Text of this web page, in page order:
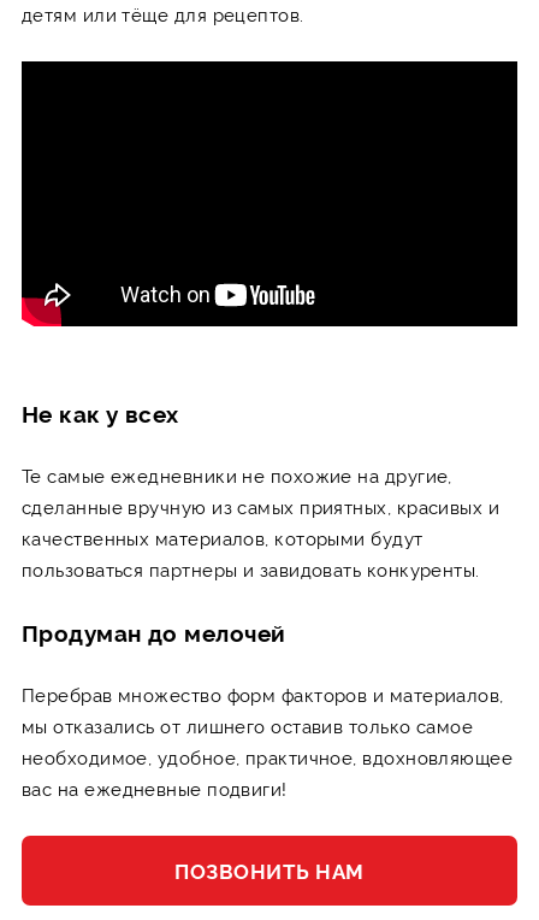
детям или тёще для рецептов.
Не как у всех
Те самые ежедневники не похожие на другие,
сделанные вручную из самых приятных, красивых и
качественных материалов, которыми будут
пользоваться партнеры и завидовать конкуренты.
Продуман до мелочей
Перебрав множество форм факторов и материалов,
мы отказались от лишнего оставив только самое
необходимое, удобное, практичное, вдохновляющее
вас на ежедневные подвиги!
ПОЗВОНИТЬ НАМ